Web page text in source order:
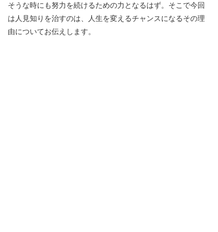
そうな時にも努力を続けるための力となるはず。そこで今回
は人見知りを治すのは、人生を変えるチャンスになるその理
由についてお伝えします。